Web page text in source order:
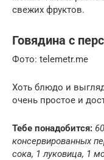
свежих фруктов.
Говядина с
Фото: telemetr.me
Хоть блюдо и
очень простое и
Тебе понадобится:
консервированных
сока, 1 луковица, 1